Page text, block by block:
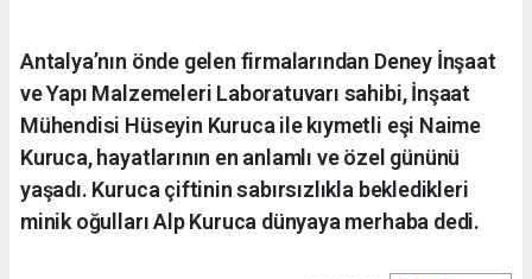
Antalya’nın önde gelen firmalarından Deney İnşaat
ve Yapı Malzemeleri Laboratuvarı sahibi, İnşaat
Mühendisi Hüseyin Kuruca ile kıymetli eşi Naime
Kuruca, hayatlarının en anlamlı ve özel gününü
yaşadı. Kuruca çiftinin sabırsızlıkla bekledikleri
minik oğulları Alp Kuruca dünyaya merhaba dedi.